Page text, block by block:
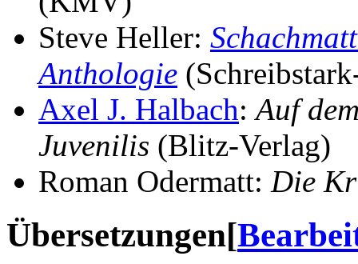
Steve Heller:
Anthologie
Axel J. Halbach:Auf
Juvenilis (Blitz-Verlag)
Roman Odermatt: Die
Übersetzungen[